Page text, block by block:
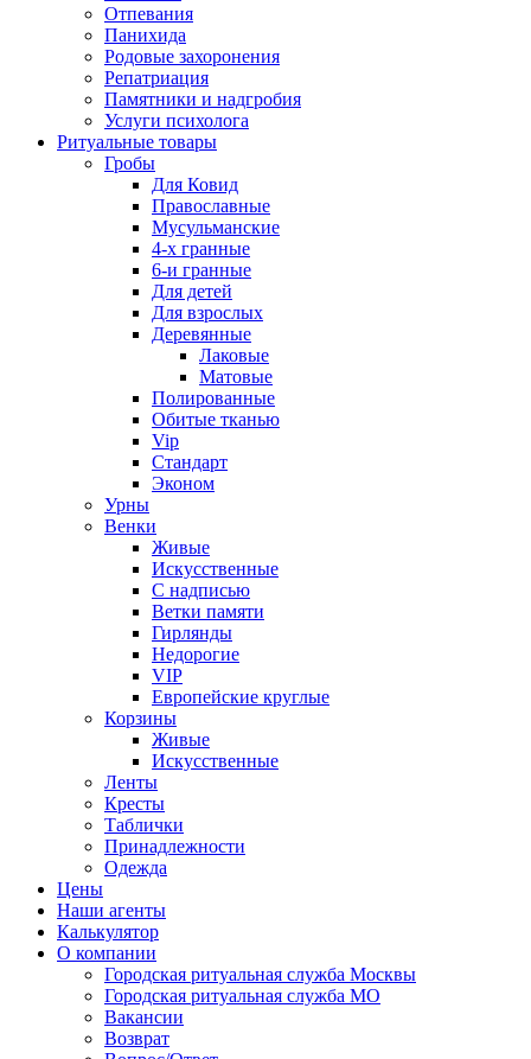
Отпевания
Панихида
Родовые захоронения
Репатриация
Памятники и надгробия
Услуги психолога
Ритуальные товары
Гробы
Для Ковид
Православные
Мусульманские
4-х гранные
6-и гранные
Для детей
Для взрослых
Деревянные
Лаковые
Матовые
Полированные
Обитые тканью
Vip
Стандарт
Эконом
Урны
Венки
Живые
Искусственные
С надписью
Ветки памяти
Гирлянды
Недорогие
VIP
Европейские круглые
Корзины
Живые
Искусственные
Ленты
Кресты
Таблички
Принадлежности
Одежда
Цены
Наши агенты
Калькулятор
О компании
Городская ритуальная служба Москвы
Городская ритуальная служба МО
Вакансии
Возврат